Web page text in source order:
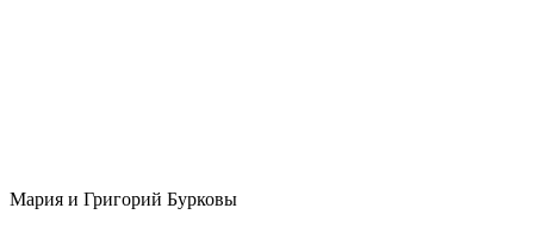
Мария и Григорий Бурковы